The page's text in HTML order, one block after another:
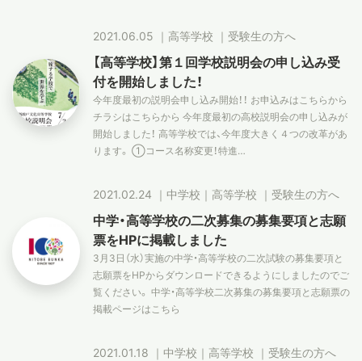
2021.06.05 ｜ 高等学校 ｜ 受験生の方へ
【高等学校】第１回学校説明会の申し込み受
付を開始しました！
今年度最初の説明会申し込み開始！！ お申込みはこちらから
チラシはこちらから 今年度最初の高校説明会の申し込みが
開始しました！ 高等学校では、今年度大きく４つの改革があ
ります。 ①コース名称変更！特進…
2021.02.24 ｜ 中学校 ｜ 高等学校 ｜ 受験生の方へ
中学・高等学校の二次募集の募集要項と志願
票をHPに掲載しました
3月3日（水）実施の中学・高等学校の二次試験の募集要項と
志願票をHPからダウンロードできるようにしましたのでご
覧ください。 中学・高等学校二次募集の募集要項と志願票の
掲載ページはこちら
2021.01.18 ｜ 中学校 ｜ 高等学校 ｜ 受験生の方へ